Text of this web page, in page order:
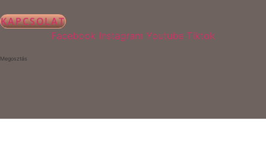
KAPCSOLAT
Facebook Instagram Youtube Tiktok
Megosztás